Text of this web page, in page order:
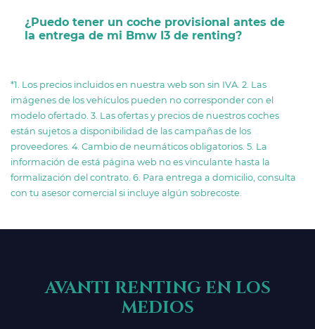
¿Puedo tener un coche provisional antes de
la entrega de mi Bmw I3 de renting?
*1. Los precios incluidos en nuestra web son sin IVA. 2. Las
imágenes de los vehículos pueden no corresponder con el
modelo ofertado. 3. Las ofertas y precios de nuestros coches
están sujetos a disponibilidad de las campañas de los
proveedores. 4. Cambio de neumáticos obligatorios. 5. La
información de está página web no es vinculante hasta la
formalización del contrato. 6. Para entrega a domicilio, consulta
con tu asesor comercial si incluye algún sobrecoste.
AVANTI RENTING EN LOS
MEDIOS